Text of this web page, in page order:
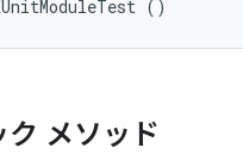
()
ク メソッド